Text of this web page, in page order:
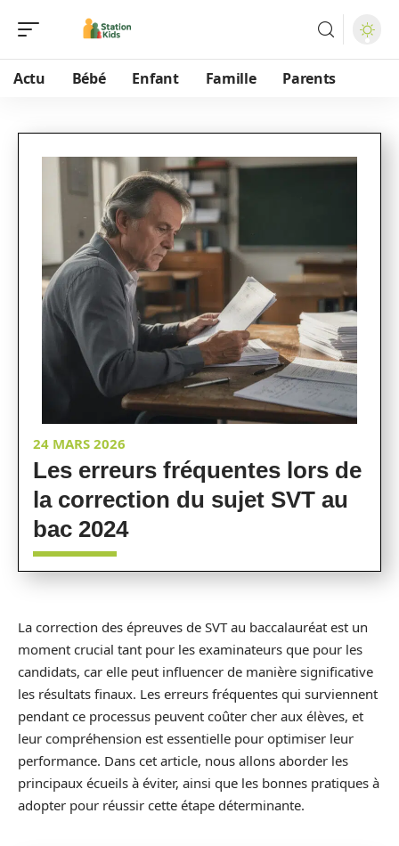
Actu Bébé Enfant Famille Parents
24 MARS 2026
Les erreurs fréquentes lors de
la correction du sujet SVT au
bac 2024
La correction des épreuves de SVT au baccalauréat est un
moment crucial tant pour les examinateurs que pour les
candidats, car elle peut influencer de manière significative
les résultats finaux. Les erreurs fréquentes qui surviennent
pendant ce processus peuvent coûter cher aux élèves, et
leur compréhension est essentielle pour optimiser leur
performance. Dans cet article, nous allons aborder les
principaux écueils à éviter, ainsi que les bonnes pratiques à
adopter pour réussir cette étape déterminante.